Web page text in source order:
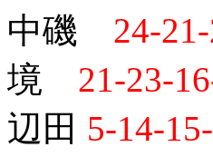
中磯 24-
境 21-23-
辺田 5-14-